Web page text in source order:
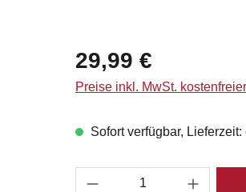
Regulärer Preis:
29,99 €
Preise inkl. MwSt.
Sofort verfügbar, Lieferzeit:
Produkt Anzahl: